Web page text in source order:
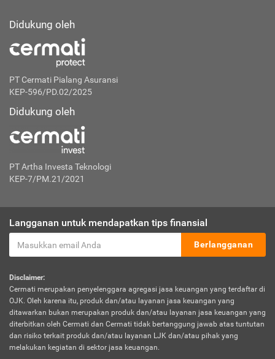
Didukung oleh
PT Cermati Pialang Asuransi
KEP-596/PD.02/2025
Didukung oleh
PT Artha Investa Teknologi
KEP-7/PM.21/2021
Langganan untuk mendapatkan tips finansial
Berlangganan
Disclaimer:
Cermati merupakan penyelenggara agregasi jasa keuangan yang terdaftar di
OJK. Oleh karena itu, produk dan/atau layanan jasa keuangan yang
ditawarkan bukan merupakan produk dan/atau layanan jasa keuangan yang
diterbitkan oleh Cermati dan Cermati tidak bertanggung jawab atas tuntutan
dan risiko terkait produk dan/atau layanan LJK dan/atau pihak yang
melakukan kegiatan di sektor jasa keuangan.